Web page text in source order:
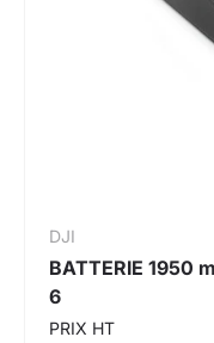
DJI
BATTERIE 1950
6
PRIX HT